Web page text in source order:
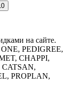
на сайте.
PEDIGREE,
CHAPPI,
PROPLAN,